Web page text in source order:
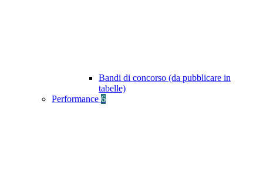
Bandi di concorso (da pubblicare in
tabelle)
Performance 6